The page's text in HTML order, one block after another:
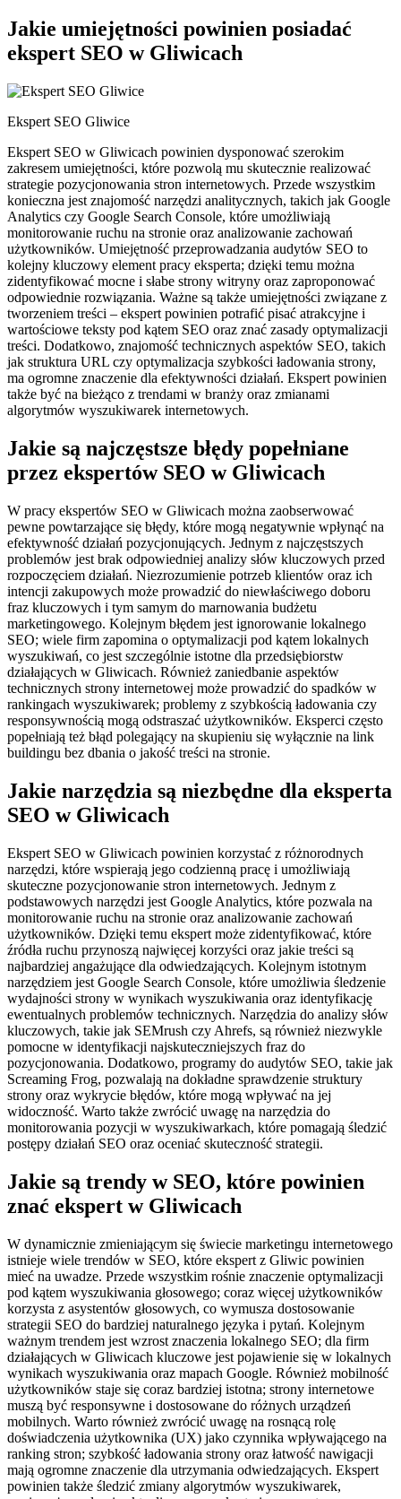
Jakie umiejętności powinien posiadać
ekspert SEO w Gliwicach
Ekspert SEO Gliwice
Ekspert SEO w Gliwicach powinien dysponować szerokim
zakresem umiejętności, które pozwolą mu skutecznie realizować
strategie pozycjonowania stron internetowych. Przede wszystkim
konieczna jest znajomość narzędzi analitycznych, takich jak Google
Analytics czy Google Search Console, które umożliwiają
monitorowanie ruchu na stronie oraz analizowanie zachowań
użytkowników. Umiejętność przeprowadzania audytów SEO to
kolejny kluczowy element pracy eksperta; dzięki temu można
zidentyfikować mocne i słabe strony witryny oraz zaproponować
odpowiednie rozwiązania. Ważne są także umiejętności związane z
tworzeniem treści – ekspert powinien potrafić pisać atrakcyjne i
wartościowe teksty pod kątem SEO oraz znać zasady optymalizacji
treści. Dodatkowo, znajomość technicznych aspektów SEO, takich
jak struktura URL czy optymalizacja szybkości ładowania strony,
ma ogromne znaczenie dla efektywności działań. Ekspert powinien
także być na bieżąco z trendami w branży oraz zmianami
algorytmów wyszukiwarek internetowych.
Jakie są najczęstsze błędy popełniane
przez ekspertów SEO w Gliwicach
W pracy ekspertów SEO w Gliwicach można zaobserwować
pewne powtarzające się błędy, które mogą negatywnie wpłynąć na
efektywność działań pozycjonujących. Jednym z najczęstszych
problemów jest brak odpowiedniej analizy słów kluczowych przed
rozpoczęciem działań. Niezrozumienie potrzeb klientów oraz ich
intencji zakupowych może prowadzić do niewłaściwego doboru
fraz kluczowych i tym samym do marnowania budżetu
marketingowego. Kolejnym błędem jest ignorowanie lokalnego
SEO; wiele firm zapomina o optymalizacji pod kątem lokalnych
wyszukiwań, co jest szczególnie istotne dla przedsiębiorstw
działających w Gliwicach. Również zaniedbanie aspektów
technicznych strony internetowej może prowadzić do spadków w
rankingach wyszukiwarek; problemy z szybkością ładowania czy
responsywnością mogą odstraszać użytkowników. Eksperci często
popełniają też błąd polegający na skupieniu się wyłącznie na link
buildingu bez dbania o jakość treści na stronie.
Jakie narzędzia są niezbędne dla eksperta
SEO w Gliwicach
Ekspert SEO w Gliwicach powinien korzystać z różnorodnych
narzędzi, które wspierają jego codzienną pracę i umożliwiają
skuteczne pozycjonowanie stron internetowych. Jednym z
podstawowych narzędzi jest Google Analytics, które pozwala na
monitorowanie ruchu na stronie oraz analizowanie zachowań
użytkowników. Dzięki temu ekspert może zidentyfikować, które
źródła ruchu przynoszą najwięcej korzyści oraz jakie treści są
najbardziej angażujące dla odwiedzających. Kolejnym istotnym
narzędziem jest Google Search Console, które umożliwia śledzenie
wydajności strony w wynikach wyszukiwania oraz identyfikację
ewentualnych problemów technicznych. Narzędzia do analizy słów
kluczowych, takie jak SEMrush czy Ahrefs, są również niezwykle
pomocne w identyfikacji najskuteczniejszych fraz do
pozycjonowania. Dodatkowo, programy do audytów SEO, takie jak
Screaming Frog, pozwalają na dokładne sprawdzenie struktury
strony oraz wykrycie błędów, które mogą wpływać na jej
widoczność. Warto także zwrócić uwagę na narzędzia do
monitorowania pozycji w wyszukiwarkach, które pomagają śledzić
postępy działań SEO oraz oceniać skuteczność strategii.
Jakie są trendy w SEO, które powinien
znać ekspert w Gliwicach
W dynamicznie zmieniającym się świecie marketingu internetowego
istnieje wiele trendów w SEO, które ekspert z Gliwic powinien
mieć na uwadze. Przede wszystkim rośnie znaczenie optymalizacji
pod kątem wyszukiwania głosowego; coraz więcej użytkowników
korzysta z asystentów głosowych, co wymusza dostosowanie
strategii SEO do bardziej naturalnego języka i pytań. Kolejnym
ważnym trendem jest wzrost znaczenia lokalnego SEO; dla firm
działających w Gliwicach kluczowe jest pojawienie się w lokalnych
wynikach wyszukiwania oraz mapach Google. Również mobilność
użytkowników staje się coraz bardziej istotna; strony internetowe
muszą być responsywne i dostosowane do różnych urządzeń
mobilnych. Warto również zwrócić uwagę na rosnącą rolę
doświadczenia użytkownika (UX) jako czynnika wpływającego na
ranking stron; szybkość ładowania strony oraz łatwość nawigacji
mają ogromne znaczenie dla utrzymania odwiedzających. Ekspert
powinien także śledzić zmiany algorytmów wyszukiwarek,